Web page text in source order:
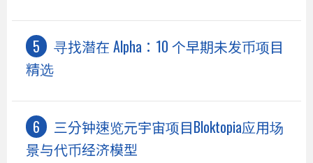
寻找潜在 Alpha：10 个早期未发币项目
精选
三分钟速览元宇宙项目Bloktopia应用场
景与代币经济模型